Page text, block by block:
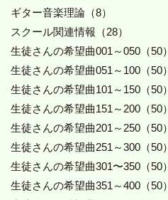
ギター音楽理論（8）
スクール関連情報（28）
生徒さんの希望曲001～050（50）
生徒さんの希望曲051～100（50）
生徒さんの希望曲101～150（50）
生徒さんの希望曲151～200（50）
生徒さんの希望曲201～250（50）
生徒さんの希望曲251～300（50）
生徒さんの希望曲301〜350（50）
生徒さんの希望曲351～400（50）